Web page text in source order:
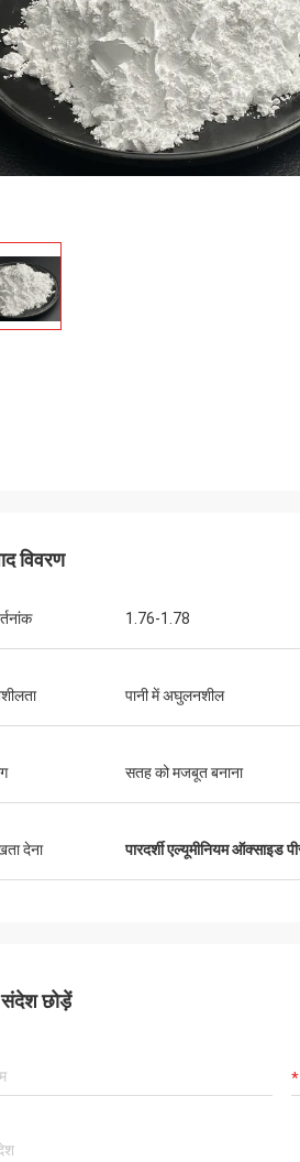
विवरण
1.76-1.78
पानी में अघुलनशील
सतह को मजबूत बनाना
देना पारदर्शी एल्यूमीनियम ऑक्साइड
छोड़ें